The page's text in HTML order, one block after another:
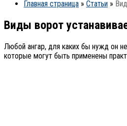
Главная страница » Статьи »
Виды ворот
Любой ангар, для каких бы нужд он
которые могут быть применены